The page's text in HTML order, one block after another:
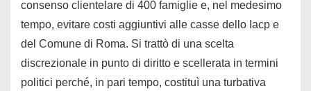
consenso clientelare di 400 famiglie e, nel medesimo
tempo, evitare costi aggiuntivi alle casse dello Iacp e
del Comune di Roma. Si trattò di una scelta
discrezionale in punto di diritto e scellerata in termini
politici perché, in pari tempo, costituì una turbativa